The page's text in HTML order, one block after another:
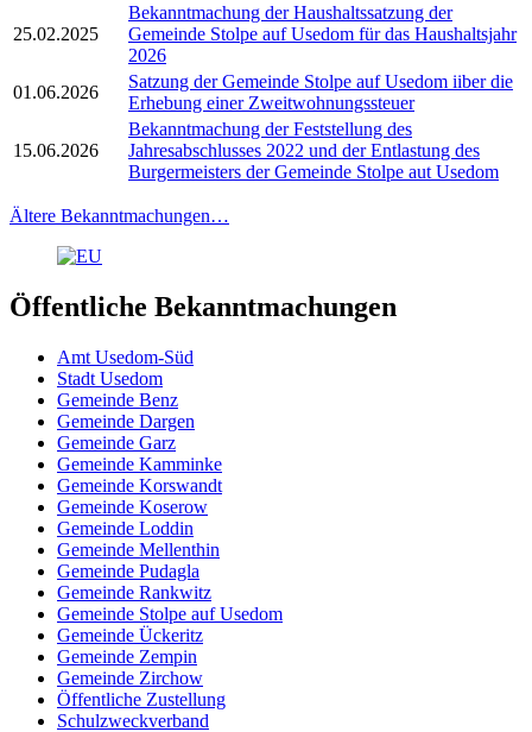
25.02.2025
Bekanntmachung der Haushaltssatzung der
Gemeinde Stolpe auf Usedom für das Haushaltsjahr
2026
01.06.2026
Satzung der Gemeinde Stolpe auf Usedom iiber die
Erhebung einer Zweitwohnungssteuer
15.06.2026
Bekanntmachung der Feststellung des
Jahresabschlusses 2022 und der Entlastung des
Burgermeisters der Gemeinde Stolpe aut Usedom
Ältere Bekanntmachungen…
Öffentliche Bekanntmachungen
Amt Usedom-Süd
Stadt Usedom
Gemeinde Benz
Gemeinde Dargen
Gemeinde Garz
Gemeinde Kamminke
Gemeinde Korswandt
Gemeinde Koserow
Gemeinde Loddin
Gemeinde Mellenthin
Gemeinde Pudagla
Gemeinde Rankwitz
Gemeinde Stolpe auf Usedom
Gemeinde Ückeritz
Gemeinde Zempin
Gemeinde Zirchow
Öffentliche Zustellung
Schulzweckverband